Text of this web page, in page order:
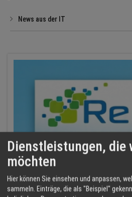
News aus der IT
Dienstleistungen, die
möchten
Hier können Sie einsehen und anpassen,
sammeln. Einträge, die als "Beispiel"